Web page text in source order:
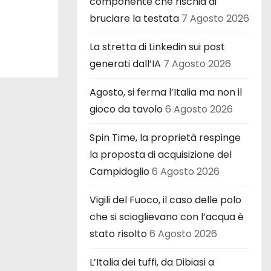
bruciare la testata 7 Agosto 2026
La stretta di Linkedin sui post
generati dall’IA 7 Agosto 2026
Agosto, si ferma l’Italia ma non il
gioco da tavolo6 Agosto 2026
Spin Time, la proprietà respinge
la proposta di acquisizione del
Campidoglio6 Agosto 2026
Vigili del Fuoco, il caso delle polo
che si scioglievano con l’acqua è
stato risolto6 Agosto 2026
L’Italia dei tuffi, da Dibiasi a